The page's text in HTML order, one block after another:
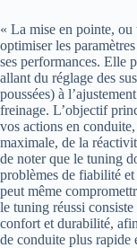
« La mise en pointe, ou
optimiser les
ses performances. Elle
allant du réglage des
poussées) à
freinage. L’objectif
vos actions en
maximale, de la
de noter que le tuning
problèmes de fiabilité
peut même
le tuning réussi
confort et durabilité,
de conduite plus rapide